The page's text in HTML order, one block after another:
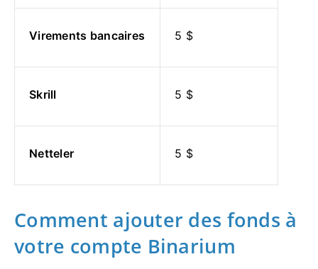
Virements bancaires 5 $
Skrill 5 $
Netteler 5 $
Comment ajouter des fonds à
votre compte Binarium